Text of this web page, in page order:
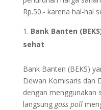
Rp.50.- karena hal-hal
Bank Banten
sehat
Bank Banten (BEKS)
Dewan Komisaris dan
dengan menggunakan
langsung gass poll